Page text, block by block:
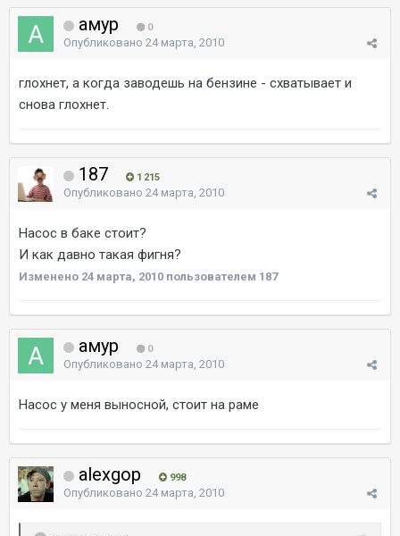
амур 0
Опубликовано 24 марта, 2010
глохнет, а когда заводешь на бензине - схватывает и
снова глохнет.
187 1 215
Опубликовано 24 марта, 2010
Насос в баке стоит?
И как давно такая фигня?
Изменено 24 марта, 2010 пользователем 187
амур 0
Опубликовано 24 марта, 2010
Насос у меня выносной, стоит на раме
alexgop 998
Опубликовано 24 марта, 2010